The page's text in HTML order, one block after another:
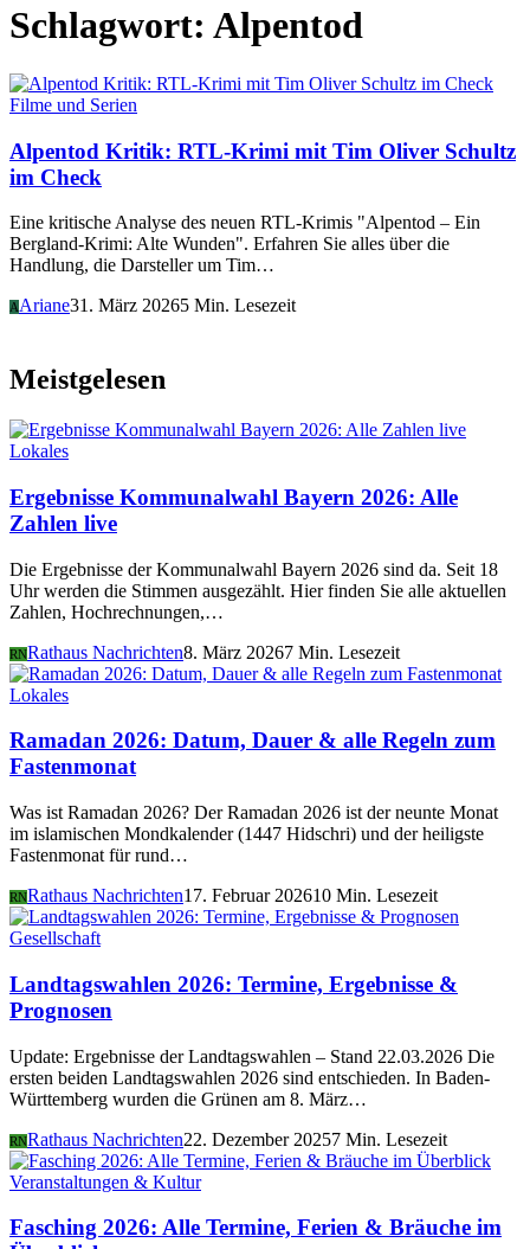
Schlagwort: Alpentod
Filme und Serien
Alpentod Kritik: RTL-Krimi mit Tim Oliver Schultz
im Check
Eine kritische Analyse des neuen RTL-Krimis "Alpentod – Ein
Bergland-Krimi: Alte Wunden". Erfahren Sie alles über die
Handlung, die Darsteller um Tim…
AAriane31. März 20265 Min. Lesezeit
Meistgelesen
Lokales
Ergebnisse Kommunalwahl Bayern 2026: Alle
Zahlen live
Die Ergebnisse der Kommunalwahl Bayern 2026 sind da. Seit 18
Uhr werden die Stimmen ausgezählt. Hier finden Sie alle aktuellen
Zahlen, Hochrechnungen,…
RNRathaus Nachrichten8. März 20267 Min. Lesezeit
Lokales
Ramadan 2026: Datum, Dauer & alle Regeln zum
Fastenmonat
Was ist Ramadan 2026? Der Ramadan 2026 ist der neunte Monat
im islamischen Mondkalender (1447 Hidschri) und der heiligste
Fastenmonat für rund…
RNRathaus Nachrichten17. Februar 202610 Min. Lesezeit
Gesellschaft
Landtagswahlen 2026: Termine, Ergebnisse &
Prognosen
Update: Ergebnisse der Landtagswahlen – Stand 22.03.2026 Die
ersten beiden Landtagswahlen 2026 sind entschieden. In Baden-
Württemberg wurden die Grünen am 8. März…
RNRathaus Nachrichten22. Dezember 20257 Min. Lesezeit
Veranstaltungen & Kultur
Fasching 2026: Alle Termine, Ferien & Bräuche im